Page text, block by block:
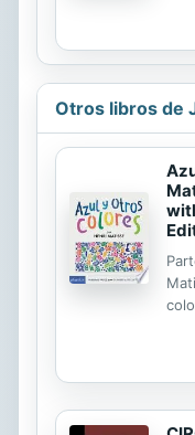
of
Otros libros de
de